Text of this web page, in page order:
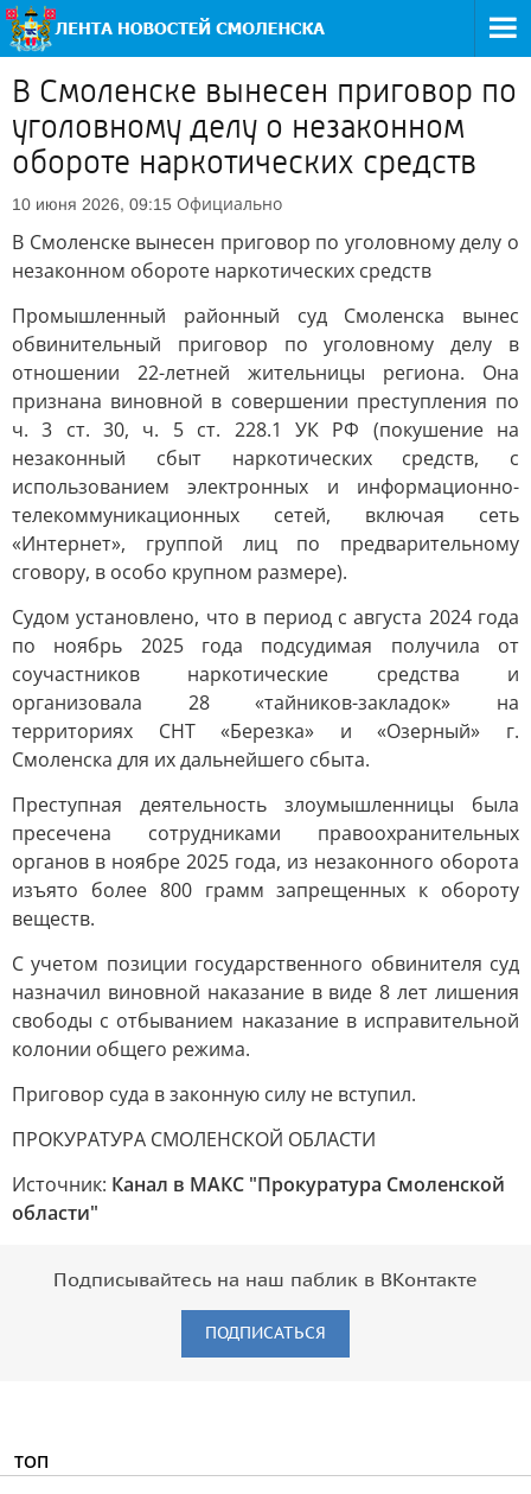
В Смоленске вынесен приговор по
уголовному делу о незаконном
обороте наркотических средств
10 июня 2026, 09:15 Официально
В Смоленске вынесен приговор по уголовному делу о
незаконном обороте наркотических средств
Промышленный районный суд Смоленска вынес
обвинительный приговор по уголовному делу в
отношении 22-летней жительницы региона. Она
признана виновной в совершении преступления по
ч. 3 ст. 30, ч. 5 ст. 228.1 УК РФ (покушение на
незаконный сбыт наркотических средств, с
использованием электронных и информационно-
телекоммуникационных сетей, включая сеть
«Интернет», группой лиц по предварительному
сговору, в особо крупном размере).
Судом установлено, что в период с августа 2024 года
по ноябрь 2025 года подсудимая получила от
соучастников наркотические средства и
организовала 28 «тайников-закладок» на
территориях СНТ «Березка» и «Озерный» г.
Смоленска для их дальнейшего сбыта.
Преступная деятельность злоумышленницы была
пресечена сотрудниками правоохранительных
органов в ноябре 2025 года, из незаконного оборота
изъято более 800 грамм запрещенных к обороту
веществ.
С учетом позиции государственного обвинителя суд
назначил виновной наказание в виде 8 лет лишения
свободы с отбыванием наказание в исправительной
колонии общего режима.
Приговор суда в законную силу не вступил.
ПРОКУРАТУРА СМОЛЕНСКОЙ ОБЛАСТИ
Источник: Канал в МАКС "Прокуратура Смоленской
области"
Подписывайтесь на наш паблик в ВКонтакте
ПОДПИСАТЬСЯ
ТОП